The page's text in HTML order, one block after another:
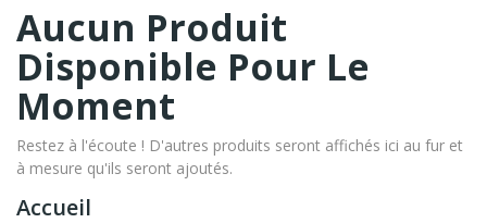
Accueil
Aucun Produit
Disponible Pour Le
Moment
Restez à l'écoute ! D'autres produits seront affichés ici au fur et
à mesure qu'ils seront ajoutés.